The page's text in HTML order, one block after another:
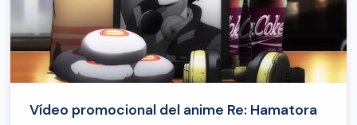
Vídeo promocional del anime Re: Hamatora